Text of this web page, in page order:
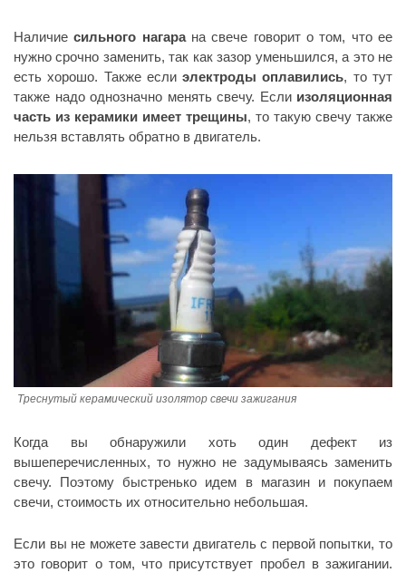
Наличиесильного нагарана свече говорит о том, что ее
нужно срочно заменить, так как зазор уменьшился, а это не
есть хорошо. Также еслиэлектроды оплавились, то тут
также надо однозначно менять свечу. Если изоляционная
часть из керамики имеет трещины, то такую свечу также
нельзя вставлять обратно в двигатель.
Треснутый керамический изолятор свечи зажигания
Когда вы обнаружили хоть один дефект из
вышеперечисленных, то нужно не задумываясь заменить
свечу. Поэтому быстренько идем в магазин и покупаем
свечи, стоимость их относительно небольшая.
Если вы не можете завести двигатель с первой попытки, то
это говорит о том, что присутствует пробел в зажигании.